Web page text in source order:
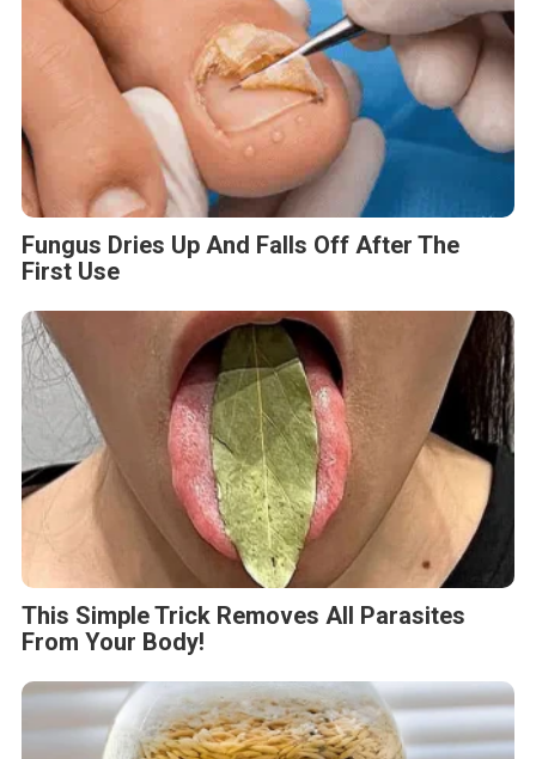
Fungus Dries Up And Falls Off After The
First Use
This Simple Trick Removes All Parasites
From Your Body!